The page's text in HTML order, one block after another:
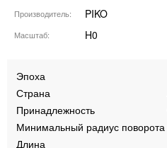
Производитель PIKO
Масштаб H0
Эпоха
Страна
Принадлежность
Минимальный радиус поворота
Длина